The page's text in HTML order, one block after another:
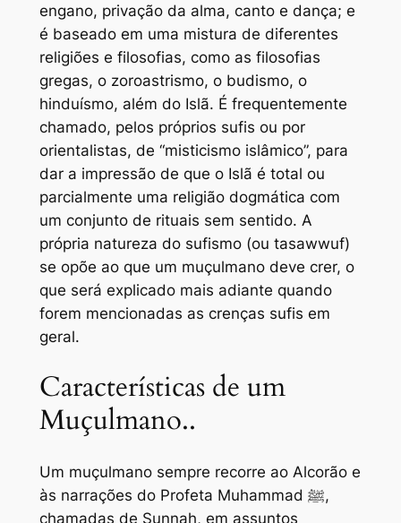
engano, privação da alma, canto e dança; e
é baseado em uma mistura de diferentes
religiões e filosofias, como as filosofias
gregas, o zoroastrismo, o budismo, o
hinduísmo, além do Islã. É frequentemente
chamado, pelos próprios sufis ou por
orientalistas, de “misticismo islâmico”, para
dar a impressão de que o Islã é total ou
parcialmente uma religião dogmática com
um conjunto de rituais sem sentido. A
própria natureza do sufismo (ou tasawwuf)
se opõe ao que um muçulmano deve crer, o
que será explicado mais adiante quando
forem mencionadas as crenças sufis em
geral.
Características de um
Muçulmano..
Um muçulmano sempre recorre ao Alcorão e
às narrações do Profeta Muhammad ﷺ,
chamadas de Sunnah, em assuntos